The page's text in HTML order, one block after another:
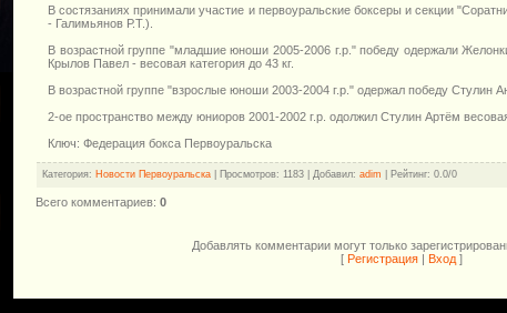
В состязаниях принимали участие и первоуральские боксеры и секции
- Галимьянов Р.Т.).
В возрастной группе "младшие юноши 2005-2006 г.р." победу одержали
Крылов Павел - весовая категория до 43 кг.
В возрастной группе "взрослые юноши 2003-2004 г.р." одержал победу Стулин
2-ое пространство между юниоров 2001-2002 г.р. одолжил Стулин Артём весовая
Ключ: Федерация бокса Первоуральска
Категория: Новости Первоуральска Просмотров: 1183 | Добавил: adim Рейтинг: 0.0/0
Всего комментариев: 0
Добавлять комментарии могут только
[ Регистрация Вход ]